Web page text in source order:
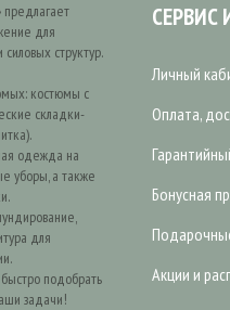
предлагает
для
структур.
костюмы с
складки-
одежда на
уборы, а также
для
подобрать
задачи!
Личный
Оплата,
Бонусная
Акции и